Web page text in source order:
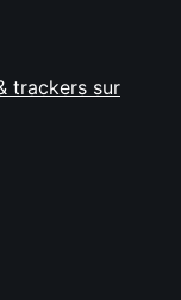
trackers sur